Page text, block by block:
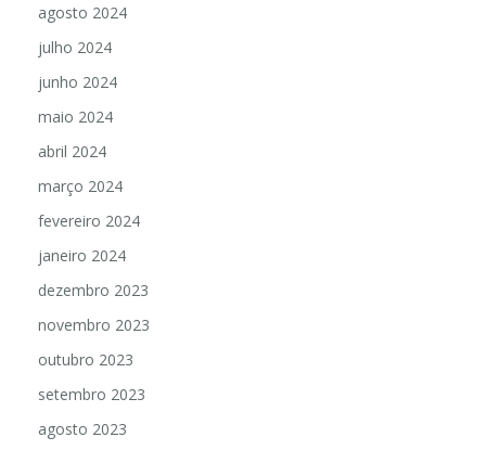
agosto 2024
julho 2024
junho 2024
maio 2024
abril 2024
março 2024
fevereiro 2024
janeiro 2024
dezembro 2023
novembro 2023
outubro 2023
setembro 2023
agosto 2023